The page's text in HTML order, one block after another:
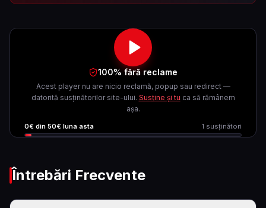
100% fără reclame
Acest player nu are nicio reclamă, popup sau redirect —
datorită susținătorilor site-ului. Susține și tu ca să rămânem
așa.
0€ din 50€ luna asta 1 susținători
Întrebări Frecvente